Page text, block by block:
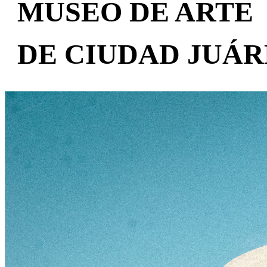
MUSEO DE ARTE
DE CIUDAD